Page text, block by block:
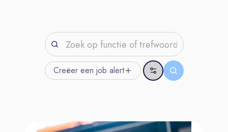
Creëer een job alert